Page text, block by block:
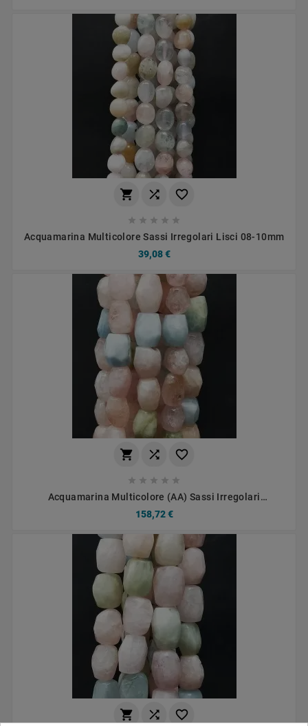
  
    
Acquamarina Multicolore Sassi Irregolari Lisci 08-10mm
39,08 €
  
    
Acquamarina Multicolore (AA) Sassi Irregolari
158,72 €
  